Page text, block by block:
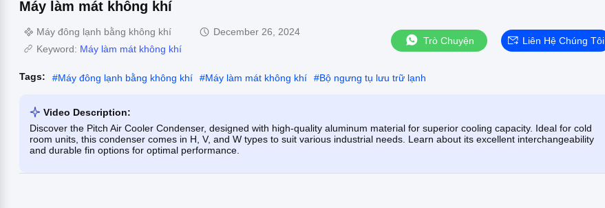
Máy làm mát không khí
Máy đông lạnh bằng không khí
December 26, 2024
Keyword: Máy làm mát không khí
Trò Chuyện Liên Hệ Chúng Tôi
Tags: #Máy đông lạnh bằng không khí #Máy làm mát không khí #Bộ ngưng tụ lưu trữ lạnh
Video Description:
Discover the Pitch Air Cooler Condenser, designed with high-quality aluminum material for superior cooling capacity. Ideal for cold
room units, this condenser comes in H, V, and W types to suit various industrial needs. Learn about its excellent interchangeability
and durable fin options for optimal performance.